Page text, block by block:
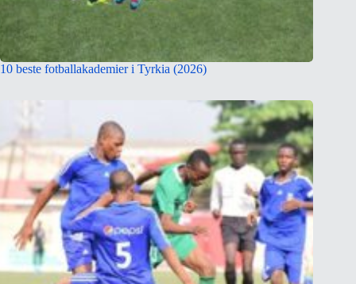
10 beste fotballakademier i Tyrkia (2026)